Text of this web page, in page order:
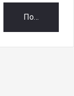
Получить